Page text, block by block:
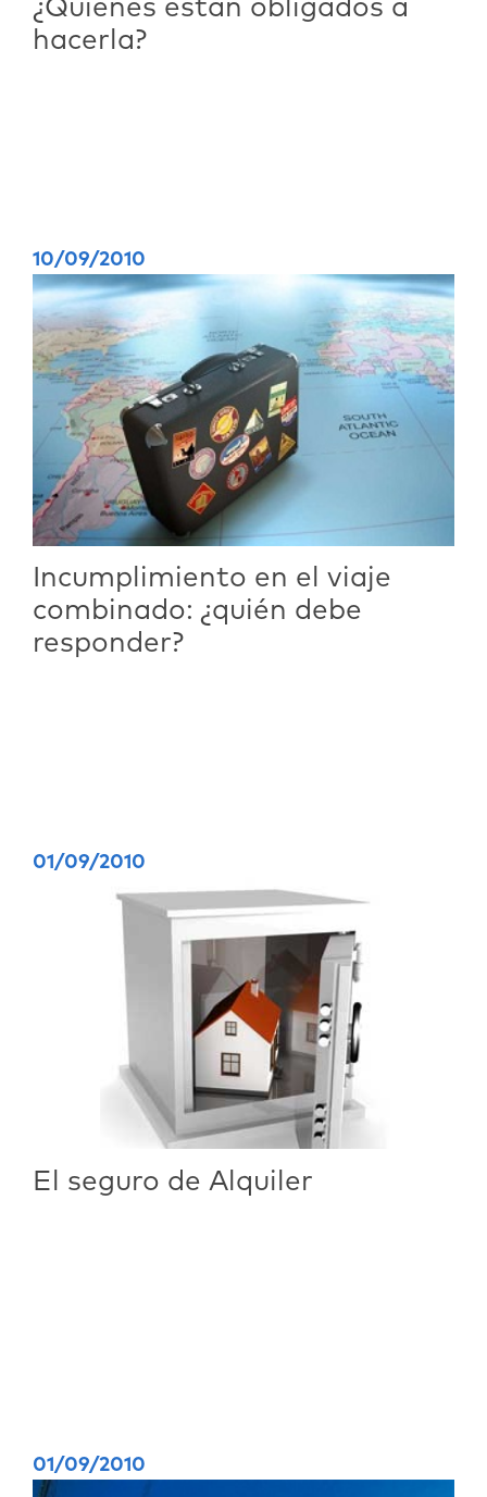
¿Quiénes están obligados a
hacerla?
10/09/2010
Incumplimiento en el viaje
combinado: ¿quién debe
responder?
01/09/2010
El seguro de Alquiler
01/09/2010